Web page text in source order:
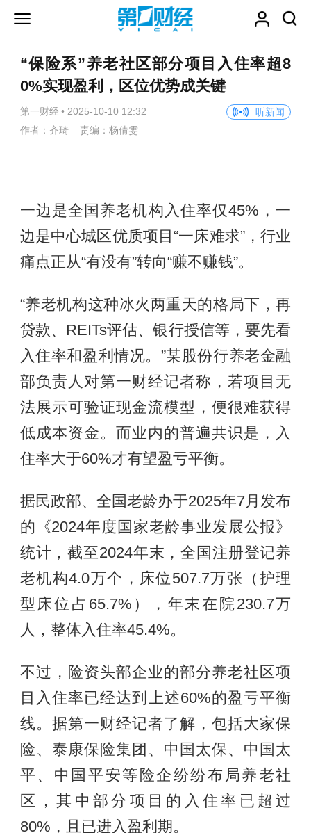
“保险系”养老社区部分项目入住率超8
0%实现盈利，区位优势成关键
第一财经 • 2025-10-10 12:32
听新闻
作者：齐琦 责编：杨倩雯
一边是全国养老机构入住率仅45%，一
边是中心城区优质项目“一床难求”，行业
痛点正从“有没有”转向“赚不赚钱”。
“养老机构这种冰火两重天的格局下，再
贷款、REITs评估、银行授信等，要先看
入住率和盈利情况。”某股份行养老金融
部负责人对第一财经记者称，若项目无
法展示可验证现金流模型，便很难获得
低成本资金。而业内的普遍共识是，入
住率大于60%才有望盈亏平衡。
据民政部、全国老龄办于2025年7月发布
的《2024年度国家老龄事业发展公报》
统计，截至2024年末，全国注册登记养
老机构4.0万个，床位507.7万张（护理
型床位占65.7%），年末在院230.7万
人，整体入住率45.4%。
不过，险资头部企业的部分养老社区项
目入住率已经达到上述60%的盈亏平衡
线。据第一财经记者了解，包括大家保
险、泰康保险集团、中国太保、中国太
平、中国平安等险企纷纷布局养老社
区，其中部分项目的入住率已超过
80%，且已进入盈利期。